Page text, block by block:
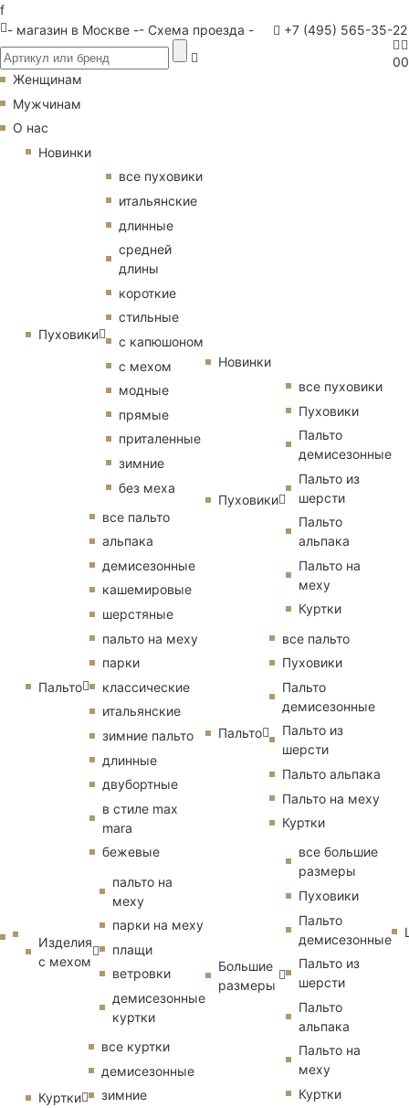
f
- магазин в Москве -- Схема проезда - +7 (495) 565-35-22
00
Женщинам
Мужчинам
О нас
Новинки
Пуховики
все пуховики
итальянские
длинные
средней
длины
короткие
стильные
с капюшоном
с мехом
модные
прямые
приталенные
зимние
без меха
Пальто
все пальто
альпака
демисезонные
кашемировые
шерстяные
пальто на меху
парки
классические
итальянские
зимние пальто
длинные
двубортные
в стиле max
mara
бежевые
Изделия
с мехом
пальто на
меху
парки на меху
плащи
ветровки
демисезонные
куртки
Куртки
все куртки
демисезонные
зимние
Новинки
Пуховики
все пуховики
Пуховики
Пальто
демисезонные
Пальто из
шерсти
Пальто
альпака
Пальто на
меху
Куртки
Пальто
все пальто
Пуховики
Пальто
демисезонные
Пальто из
шерсти
Пальто альпака
Пальто на меху
Куртки
Большие
размеры
все большие
размеры
Пуховики
Пальто
демисезонные
Пальто из
шерсти
Пальто
альпака
Пальто на
меху
Куртки